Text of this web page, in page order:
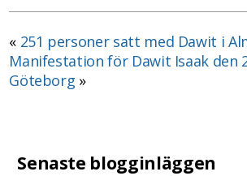
« 251 personer satt med Dawit i
Manifestation för Dawit Isaak den
Göteborg »
Senaste blogginläggen